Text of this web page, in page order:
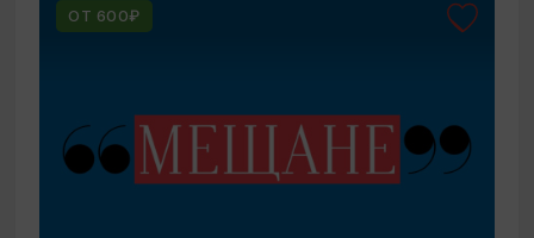
ОТ 600₽